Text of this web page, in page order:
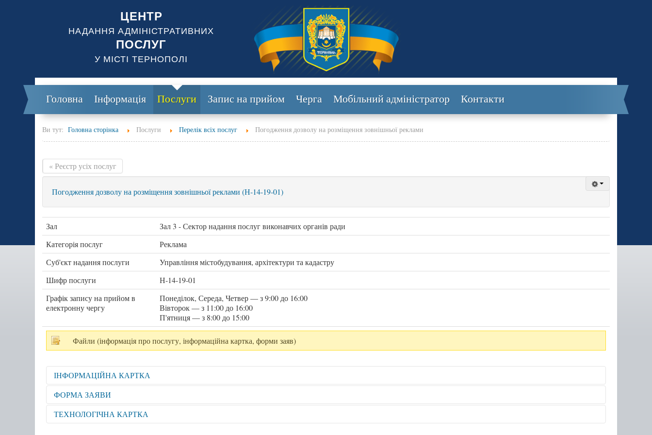
ЦЕНТР
НАДАННЯ АДМІНІСТРАТИВНИХ
ПОСЛУГ
У МІСТІ ТЕРНОПОЛІ
Головна Інформація Послуги Запис на прийом Черга Мобільний адміністратор Контакти
Ви тут: Головна сторінка Послуги Перелік всіх послуг Погодження дозволу на розміщення зовнішньої реклами
« Реєстр усіх послуг
Погодження дозволу на розміщення зовнішньої реклами (Н-14-19-01)
Зал
Зал 3 - Сектор надання послуг виконавчих органів ради
Категорія послуг
Реклама
Суб'єкт надання послуги
Управління містобудування, архітектури та кадастру
Шифр послуги
Н-14-19-01
Графік запису на прийом в
електронну чергу
Понеділок, Середа, Четвер — з 9:00 до 16:00
Вівторок — з 11:00 до 16:00
П'ятниця — з 8:00 до 15:00
Файли (інформація про послугу, інформаційна картка, форми заяв)
ІНФОРМАЦІЙНА КАРТКА
Відкрити для перегляду
ФОРМА ЗАЯВИ
Відкрити для перегляду
ТЕХНОЛОГІЧНА КАРТКА